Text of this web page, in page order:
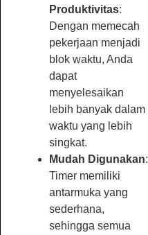
Produktivitas:
Dengan memecah
pekerjaan menjadi
blok waktu, Anda
dapat
menyelesaikan
lebih banyak dalam
waktu yang lebih
singkat.
Mudah Digunakan:
Timer memiliki
antarmuka yang
sederhana,
sehingga semua